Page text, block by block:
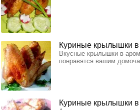
Куриные крылышки
Вкусные крылышки в
понравятся вашим
Куриные крылышки